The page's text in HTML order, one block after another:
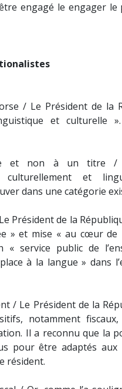
engagé le engager le
/ Le Président de la
et culturelle
et non à un titre /
culturellement et
dans une catégorie
Président de la
» et mise « au cœur de
service public de
à la langue » dans
/ Le Président de la
notamment
Il a reconnu que la
pour être adaptés aux
résident.